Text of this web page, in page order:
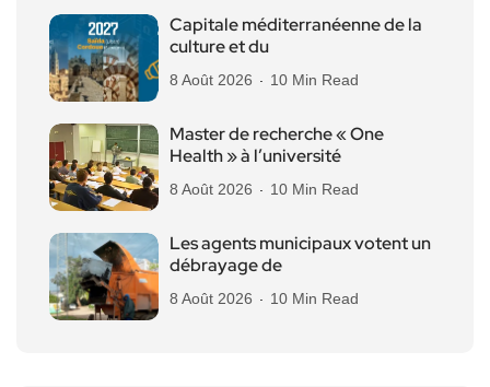
Capitale méditerranéenne de la
culture et du
8 Août 2026 10 Min Read
Master de recherche « One
Health » à l’université
8 Août 2026 10 Min Read
Les agents municipaux votent un
débrayage de
8 Août 2026 10 Min Read